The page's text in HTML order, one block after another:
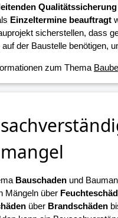
Qualitätssicherung
Einzeltermine beauftragt
sicherstellen, dass
auf der Baustelle benötigen,
zum Thema
Bauschadenund
Mängeln über
über Brandschäden